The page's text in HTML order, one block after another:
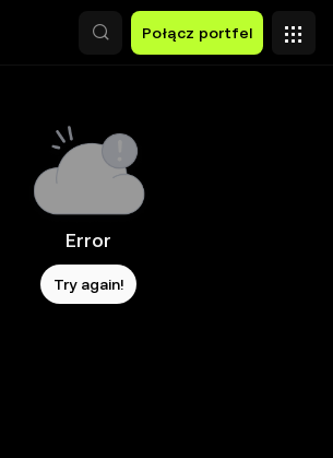
Połącz portfel
Error
Try again!